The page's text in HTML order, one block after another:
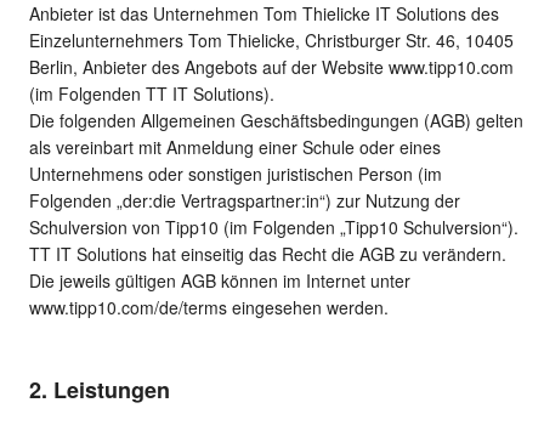
Anbieter ist das Unternehmen Tom Thielicke IT Solutions des
Einzelunternehmers Tom Thielicke, Christburger Str. 46, 10405
Berlin, Anbieter des Angebots auf der Website www.tipp10.com
(im Folgenden TT IT Solutions).
Die folgenden Allgemeinen Geschäftsbedingungen (AGB) gelten
als vereinbart mit Anmeldung einer Schule oder eines
Unternehmens oder sonstigen juristischen Person (im
Folgenden „der:die Vertragspartner:in“) zur Nutzung der
Schulversion von Tipp10 (im Folgenden „Tipp10 Schulversion“).
TT IT Solutions hat einseitig das Recht die AGB zu verändern.
Die jeweils gültigen AGB können im Internet unter
www.tipp10.com/de/terms eingesehen werden.
2. Leistungen